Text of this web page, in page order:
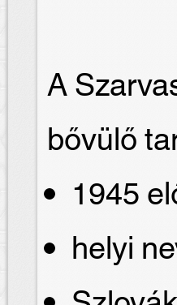
A
bővülő
1945
helyi